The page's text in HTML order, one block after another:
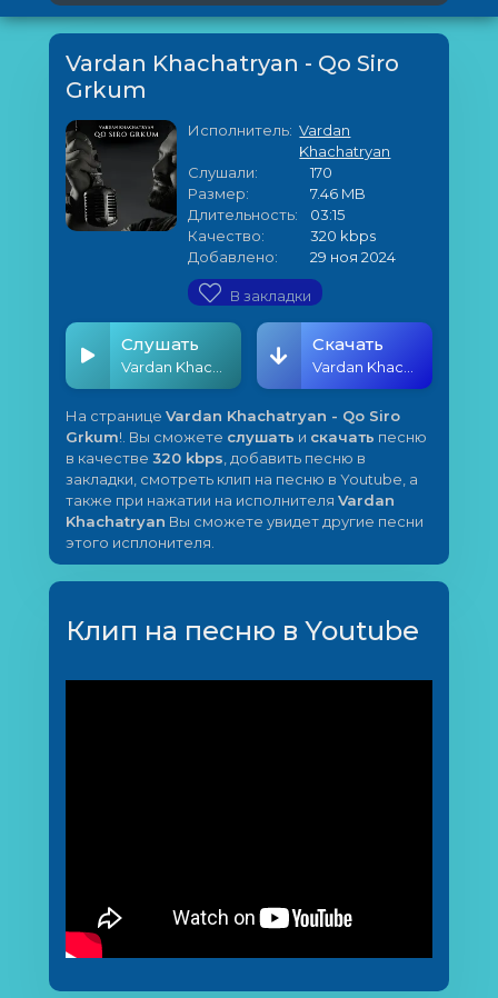
Vardan Khachatryan - Qo Siro
Grkum
Исполнитель: Vardan
Khachatryan
Слушали:
170
Размер:
7.46 MB
Длительность:
03:15
Качество:
320 kbps
Добавлено:
29 ноя 2024
В закладки
Слушать Скачать
На странице Vardan Khachatryan - Qo Siro
Grkum!. Вы сможете слушать и скачать песню
в качестве 320 kbps , добавить песню в
закладки, смотреть клип на песню в Youtube, а
также при нажатии на исполнителя Vardan
Khachatryan Вы сможете увидет другие песни
этого исплонителя.
Клип на песню в Youtube